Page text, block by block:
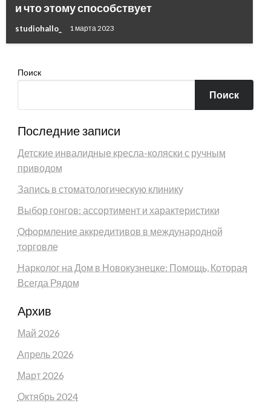
и что этому способствует
studiohallo_ 1 марта 2023
Поиск
Поиск
Последние записи
Детские инвалидные кресла-коляски с ручным
приводом
Запись в стоматологическую клинику
Выбор гонгов: ассортимент и характеристики
Оформление аккредитивов в международной
торговле
Нарколог на Дом в Новокузнецке: Помощь, Которая
Всегда Рядом
Архив
Май 2026
Апрель 2026
Март 2026
Октябрь 2024